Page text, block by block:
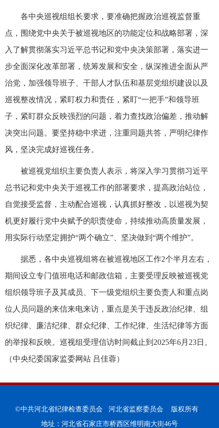
各中央巡视组组长要求，要准确把握政治巡视监督重
点，围绕党中央关于被巡视地区的功能定位和战略部署，深
入了解贯彻落实习近平总书记和党中央决策部署，落实进一
步全面深化改革部署，统筹发展和安全，纵深推进全面从严
治党，加强领导班子、干部人才队伍和基层党组织建设以及
巡视整改情况，紧盯权力和责任，紧盯“一把手”和领导班
子，紧盯群众反映强烈的问题，着力查找政治偏差，推动解
决突出问题。要坚持稳中求进，注重同题共答，严明纪律作
风，坚决完成好巡视任务。
被巡视党组织主要负责人表示，将深入学习贯彻习近平
总书记和党中央关于巡视工作的部署要求，提高政治站位，
自觉接受监督，主动配合巡视，认真抓好整改，以巡视为契
机更好履行党中央赋予的职责使命，持续推动高质量发展，
用实际行动坚定拥护“两个确立”、坚决做到“两个维护”。
据悉，各中央巡视组将在被巡视地区工作2个半月左右，
期间设立专门值班电话和邮政信箱，主要受理反映被巡视党
组织领导班子及其成员、下一级党组织主要负责人和重点岗
位人员问题的来信来电来访，重点是关于违反政治纪律、组
织纪律、廉洁纪律、群众纪律、工作纪律、生活纪律等方面
的举报和反映。巡视组受理信访时间截止到2025年6月23日。
（中央纪委国家监委网站 吕佳蓉）
©中共河北省纪律检查委员会 河北省监察委员会 版权所有
地址：河北省石家庄市桥西区维明南大街46号